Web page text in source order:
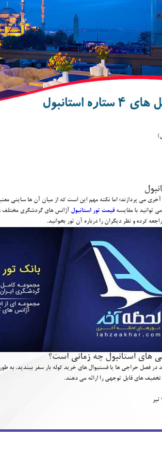
مي پردازند؛ اما نكته مهم اين است كه از ميان آن ها سايتي
توانيد با مقايسهقيمت تور استانبول آژانس هاي گردشگري مختلف
كرده و نظر ديگران را درباره آن تور بخوانيد.
هاي استانبول چه زماني است؟
در فصل حراجي ها يا فستيوال هاي خريد كوله بار سفر ببنديد. به
تخفيف هاي قابل توجهي را ارائه مي دهند.